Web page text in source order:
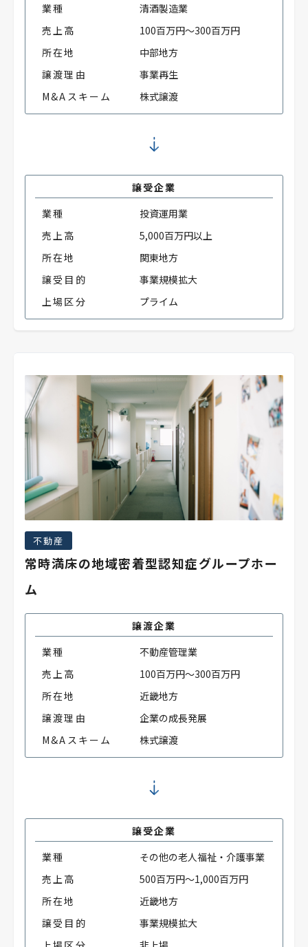
業種
清酒製造業
売上高
100百万円～300百万円
所在地
中部地方
譲渡理由
事業再生
M&Aスキーム
株式譲渡
譲受企業
業種
投資運用業
売上高
5,000百万円以上
所在地
関東地方
譲受目的
事業規模拡大
上場区分
プライム
不動産
常時満床の地域密着型認知症グループホー
ム
譲渡企業
業種
不動産管理業
売上高
100百万円～300百万円
所在地
近畿地方
譲渡理由
企業の成長発展
M&Aスキーム
株式譲渡
譲受企業
業種
その他の老人福祉・介護事業
売上高
500百万円～1,000百万円
所在地
近畿地方
譲受目的
事業規模拡大